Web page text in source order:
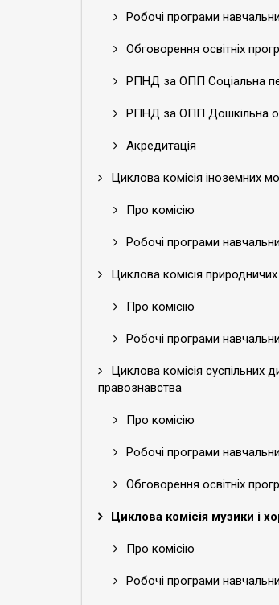
Робочі програми
Обговорення освітніх
РПНД за ОПП Соціальна
РПНД за ОПП Дошкільна
Акредитація
Циклова комісія іноземних
Про комісію
Робочі програми
Циклова комісія
Про комісію
Робочі програми
Циклова комісія суспільних
правознавства
Про комісію
Робочі програми
Обговорення освітніх
Циклова комісія музики і
Про комісію
Робочі програми